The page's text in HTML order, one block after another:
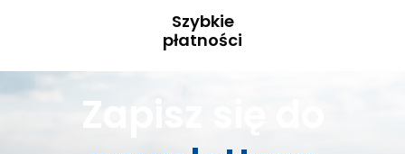
Szybkie
płatności
Zapisz się do